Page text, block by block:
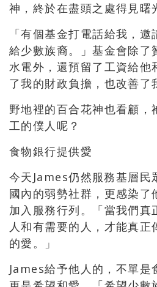
神，終於在盡頭之處得見曙
「有個基金打電話給我，
給少數族裔。」基金會除了
水電外，還預留了工資給他
了我的財政負擔，也改善了
野地裡的百合花神也看顧，
工的僕人呢？
食物銀行提供愛
今天James仍然服務基層民
國內的弱勢社群，更感染
加入服務行列。「當我們真
人和有需要的人，才能真正
的愛。」
James給予他人的，不單是